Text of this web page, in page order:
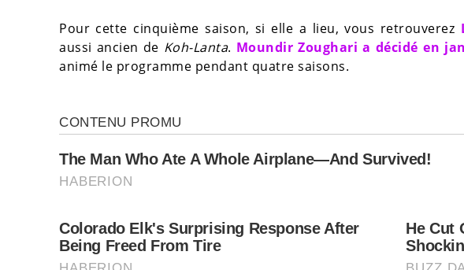
Pour cette cinquième saison, si elle a lieu, vous retrouverez
aussi ancien de Koh-Lanta. Moundir Zoughari a décidé en
animé le programme pendant quatre saisons.